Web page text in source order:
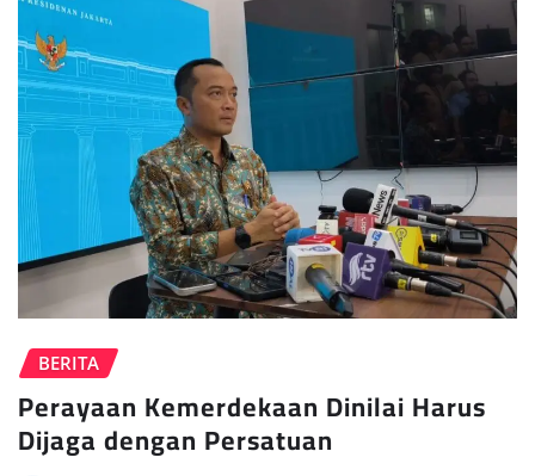
BERITA
Perayaan Kemerdekaan Dinilai Harus
Dijaga dengan Persatuan